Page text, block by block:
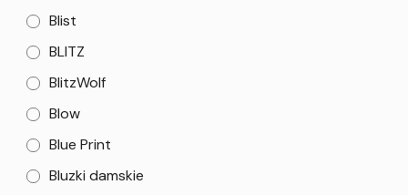
Blist
BLITZ
BlitzWolf
Blow
Blue Print
Bluzki damskie